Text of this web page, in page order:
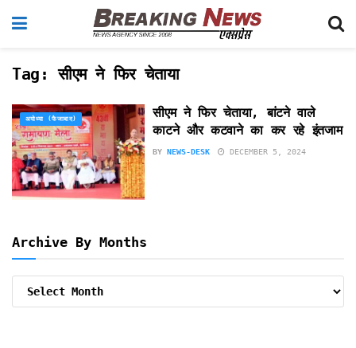
Tag:सीएम ने फिर चेताया
अयोध्या (फैजाबाद)
सीएम ने फिर चेताया, बांटने वाले
काटने और कटवाने का कर रहे इंतजाम
BY NEWS-DESK DECEMBER 5, 2024
Archive By Months